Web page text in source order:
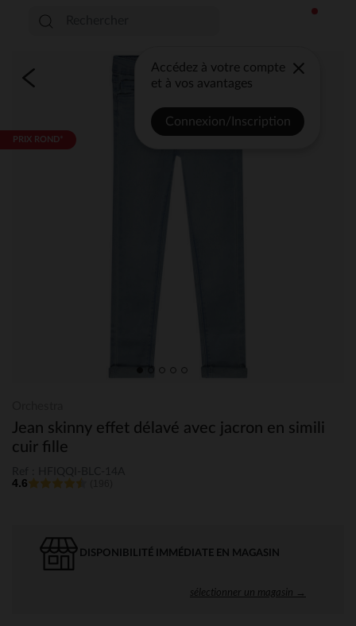
Accédez à votre compte
et à vos avantages
Connexion/Inscription
PRIX ROND*
Jean skinny effet délavé avec jacron en simili
cuir fille
4.6
DISPONIBILITÉ IMMÉDIATE EN MAGASIN
sélectionner un magasin →